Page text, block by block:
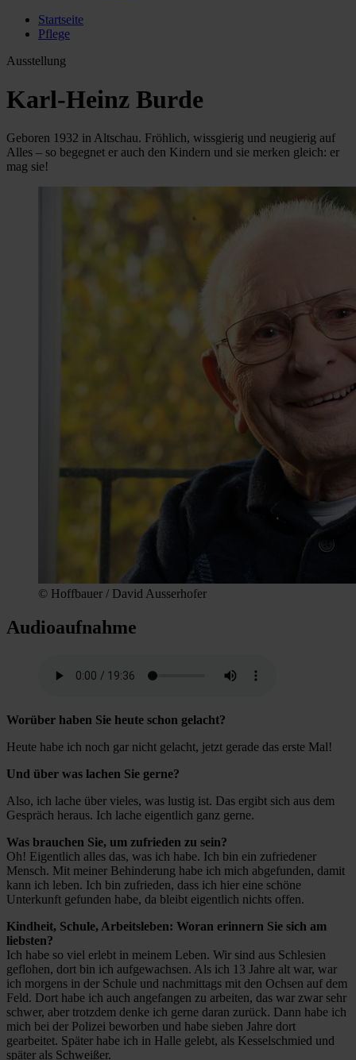
Startseite
Pflege
Ausstellung
Karl-Heinz Burde
Geboren 1932 in Altschau. Fröhlich, wissgierig und neugierig auf
Alles – so begegnet er auch den Kindern und sie merken gleich: er
mag sie!
© Hoffbauer / David Ausserhofer
Audioaufnahme
Worüber haben Sie heute schon gelacht?
Heute habe ich noch gar nicht gelacht, jetzt gerade das erste Mal!
Und über was lachen Sie gerne?
Also, ich lache über vieles, was lustig ist. Das ergibt sich aus dem
Gespräch heraus. Ich lache eigentlich ganz gerne.
Was brauchen Sie, um zufrieden zu sein?
Oh! Eigentlich alles das, was ich habe. Ich bin ein zufriedener
Mensch. Mit meiner Behinderung habe ich mich abgefunden, damit
kann ich leben. Ich bin zufrieden, dass ich hier eine schöne
Unterkunft gefunden habe, da bleibt eigentlich nichts offen.
Kindheit, Schule, Arbeitsleben: Woran erinnern Sie sich am
liebsten?
Ich habe so viel erlebt in meinem Leben. Wir sind aus Schlesien
geflohen, dort bin ich aufgewachsen. Als ich 13 Jahre alt war, war
ich morgens in der Schule und nachmittags mit den Ochsen auf dem
Feld. Dort habe ich auch angefangen zu arbeiten, das war zwar sehr
schwer, aber trotzdem denke ich gerne daran zurück. Dann habe ich
mich bei der Polizei beworben und habe sieben Jahre dort
gearbeitet. Später habe ich in Halle gelebt, als Kesselschmied und
später als Schweißer.